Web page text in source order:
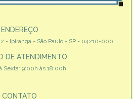
ENDEREÇO
- Ipiranga - São Paulo - SP - 04210-000
DE ATENDIMENTO
Sexta: 9:00h às 18:00h
CONTATO